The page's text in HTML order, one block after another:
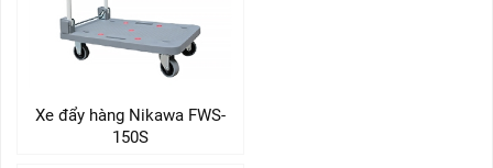
Xe đẩy hàng Nikawa FWS-
150S